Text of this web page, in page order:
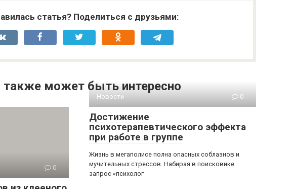
статья? Поделиться с друзьями:
также может быть интересно
0
Новости 0
Достижение
психотерапевтического эффекта
при работе в группе
Жизнь в мегаполисе полна опасных соблазнов и
мучительных стрессов. Набирая в поисковике
запрос «психолог